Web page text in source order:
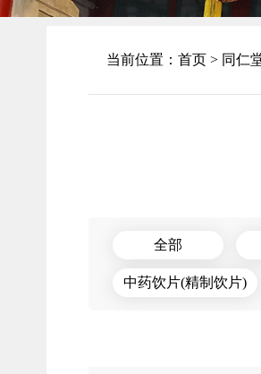
当前位置： 首页 > 同仁
全部
中药饮片(精制饮片)